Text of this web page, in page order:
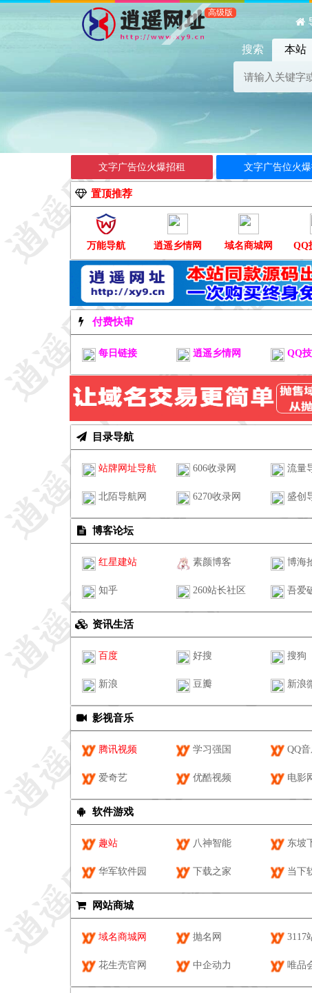
搜索 本站
本站已开
文字广告位火爆招租 文字广告位火
置顶推荐
万能导航 逍遥乡情网 域名商城网 QQ
付费快审
每日链接 逍遥乡情网 QQ
目录导航
站牌网址导航 606收录网 流量
北陌导航网 6270收录网 盛创
博客论坛
红星建站 素颜博客 博海
知乎 260站长社区 吾爱
资讯生活
百度 好搜 搜狗
新浪 豆瓣 新浪
影视音乐
腾讯视频 学习强国 QQ
爱奇艺 优酷视频 电影
软件游戏
趣站 八神智能 东坡
华军软件园 下载之家 当下
网站商城
域名商城网 抛名网 3117
花生壳官网 中企动力 唯品